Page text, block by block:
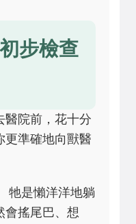
步檢查
醫院前，花十分
更準確地向獸醫
牠是懶洋洋地躺
會搖尾巴、想